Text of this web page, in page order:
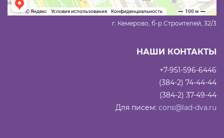
г. Кемерово, б-р Строителей, 32/3
НАШИ КОНТАКТЫ
+7-951-596-6446
(384-2) 74-44-44
(384-2) 37-49-44
Для писем: cons@lad-dva.ru